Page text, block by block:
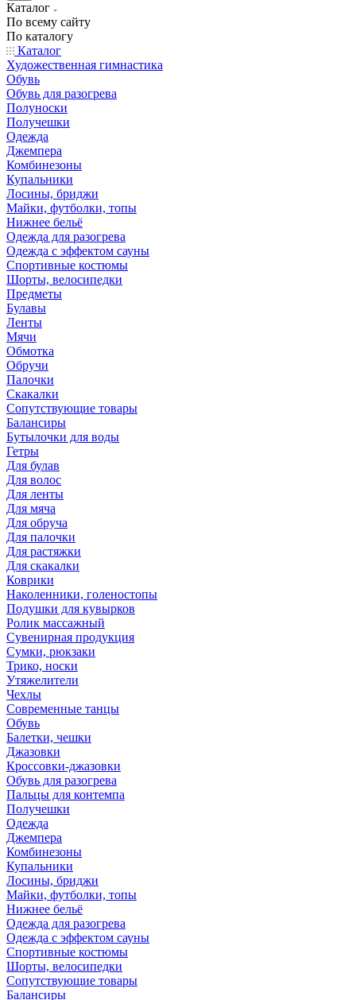
Каталог
По всему сайту
По каталогу
Каталог
Художественная гимнастика
Обувь
Обувь для разогрева
Полуноски
Получешки
Одежда
Джемпера
Комбинезоны
Купальники
Лосины, бриджи
Майки, футболки, топы
Нижнее бельё
Одежда для разогрева
Одежда с эффектом сауны
Спортивные костюмы
Шорты, велосипедки
Предметы
Булавы
Ленты
Мячи
Обмотка
Обручи
Палочки
Скакалки
Сопутствующие товары
Балансиры
Бутылочки для воды
Гетры
Для булав
Для волос
Для ленты
Для мяча
Для обруча
Для палочки
Для растяжки
Для скакалки
Коврики
Наколенники, голеностопы
Подушки для кувырков
Ролик массажный
Сувенирная продукция
Сумки, рюкзаки
Трико, носки
Утяжелители
Чехлы
Современные танцы
Обувь
Балетки, чешки
Джазовки
Кроссовки-джазовки
Обувь для разогрева
Пальцы для контемпа
Получешки
Одежда
Джемпера
Комбинезоны
Купальники
Лосины, бриджи
Майки, футболки, топы
Нижнее бельё
Одежда для разогрева
Одежда с эффектом сауны
Спортивные костюмы
Шорты, велосипедки
Сопутствующие товары
Балансиры